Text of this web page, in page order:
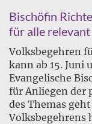
Bischöfin
für alle relevant
Volksbegehren
kann ab 15. Juni
Evangelische
für Anliegen
des Themas
Volksbegehrens